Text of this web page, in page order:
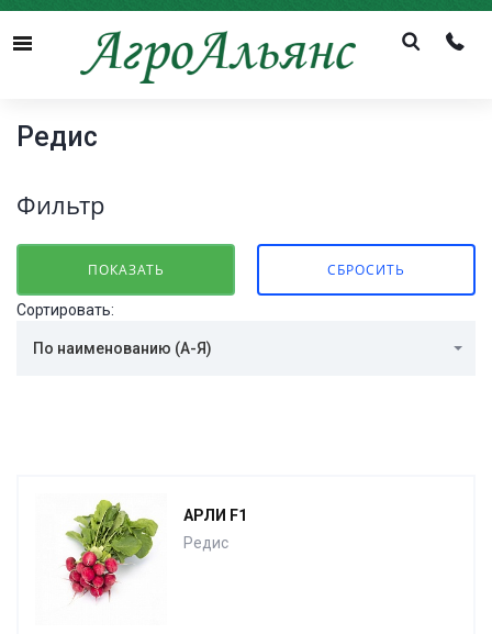
Menu
Редис
Фильтр
Сортировать:
По наименованию (А-Я)
АРЛИ F1
Редис